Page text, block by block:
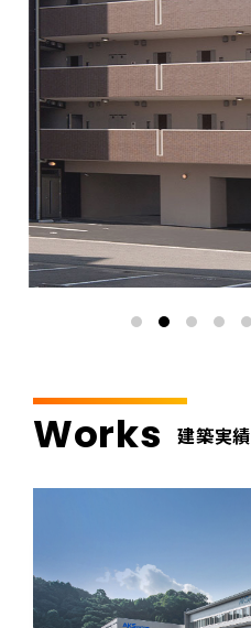
Works 建築実績